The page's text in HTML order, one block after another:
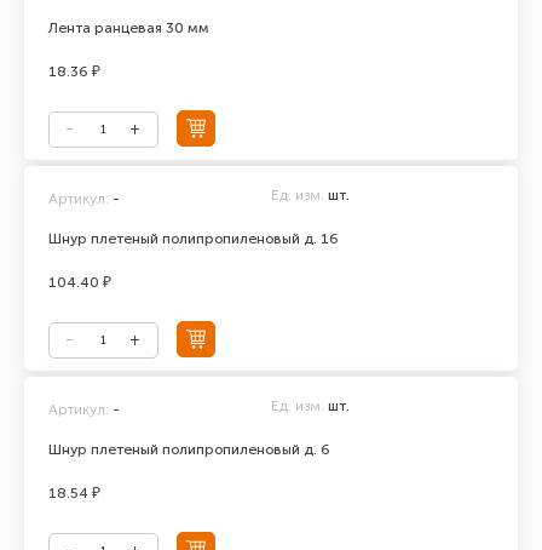
Лента ранцевая 30 мм
18.36 ₽
Шнур плетеный полипропиленовый д. 16
Артикул: - Ед. изм. шт.
104.40 ₽
Шнур плетеный полипропиленовый д. 6
Артикул: - Ед. изм. шт.
18.54 ₽